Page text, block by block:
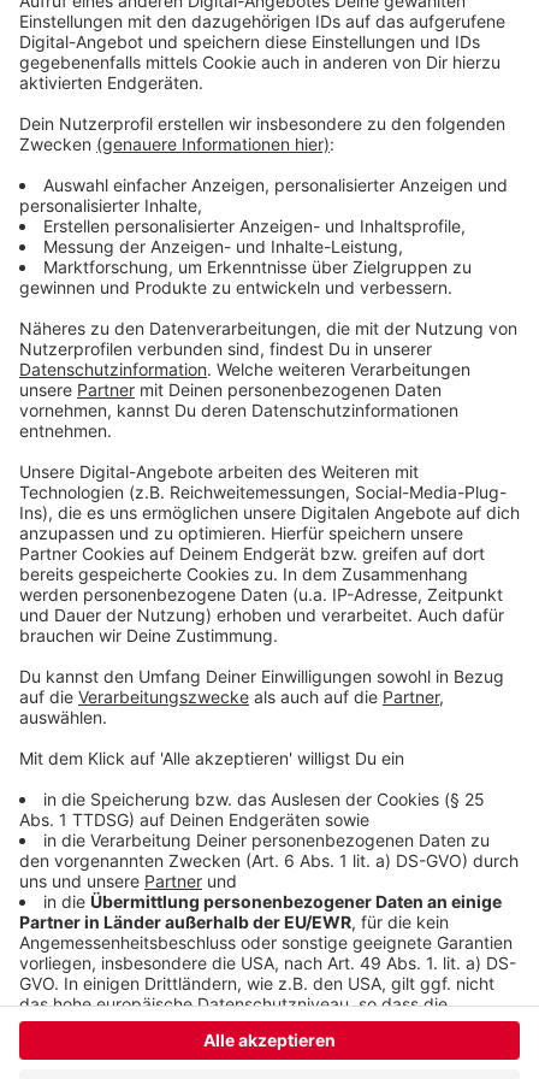
Anzeige
Anzeige
Vorstellen brauchen wir ihn euch nicht. Seit 2003
treibt Jürgen Bangert nun als "Elvis Eifel" seine Späße
am Telefon mit seinen Hörerinnen und Hörern im Radio.
Aber selbst seine 'Opfer' müssen am Ende mit lachen -
wenn auch nicht immer. Und weil ihr nicht genug von
ihm bekommen könnt, ist Elvis nun unter die Podcaster
gegangen. Somit steht euch Elvis rund um die Uhr zur
Verfügung. Hier bekommt Ihr außerdem den
"Directors-Cut" - die Original-Telefonate in längerer
Version. Elvis wird sich mit Kollegen und ehemaligen
"Opfern" über die Telefonate aus den letzten zwei
Jahrzehnten unterhalten. Wir erfahren auch, wie es ihm
dabei ergangen ist und wobei er selbst mal ins
Schleudern gekommen ist. Viel Spaß beim Zuhören und
bitte nicht erschrecken, wenn dabei das Telefon
klingelt. Es muss ja nicht unbedingt Elvis Eifel dran
sein.
Anzeige
Anzeige